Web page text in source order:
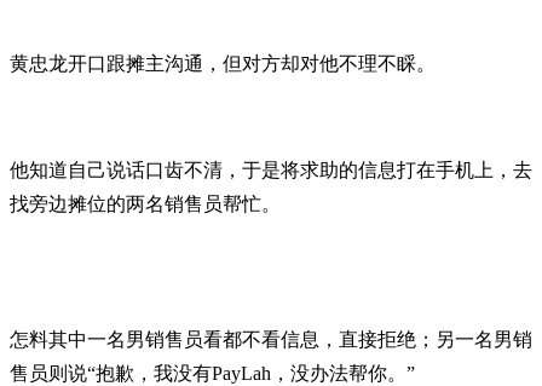
黄忠龙开口跟摊主沟通，但对方却对他不理不睬。
他知道自己说话口齿不清，于是将求助的信息打在手机上，去
找旁边摊位的两名销售员帮忙。
怎料其中一名男销售员看都不看信息，直接拒绝；另一名男销
售员则说“抱歉，我没有PayLah，没办法帮你。”